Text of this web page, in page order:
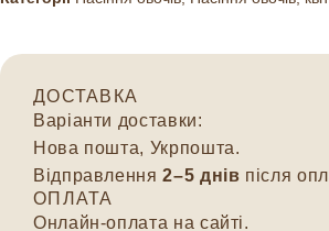
ДОСТАВКА
Варіанти доставки:
Нова пошта, Укрпошта.
Відправлення2–5 днів після
ОПЛАТА
Онлайн-оплата на сайті.